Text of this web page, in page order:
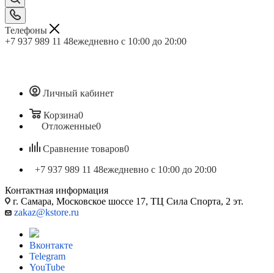
Телефоны
+7 937 989 11 48ежедневно с 10:00 до 20:00
Личный кабинет
Корзина0
Отложенные0
Сравнение товаров0
+7 937 989 11 48ежедневно с 10:00 до 20:00
Контактная информация
г. Самара, Московское шоссе 17, ТЦ Сила Спорта, 2 эт.
zakaz@kstore.ru
Вконтакте
Telegram
YouTube